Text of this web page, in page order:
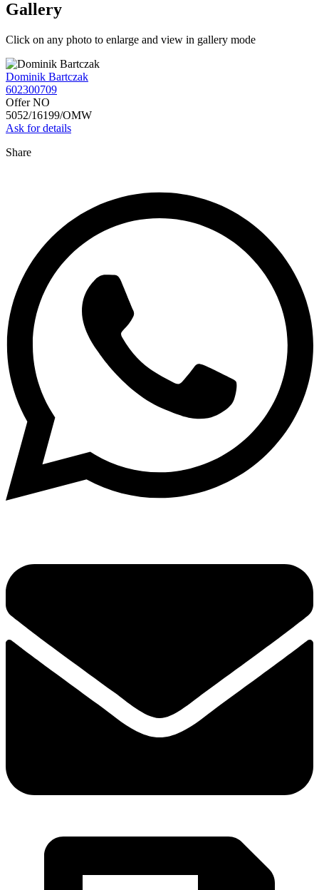
Gallery
Click on any photo to enlarge and view in gallery mode
Dominik Bartczak
602300709
Offer NO
5052/16199/OMW
Ask for details
Share